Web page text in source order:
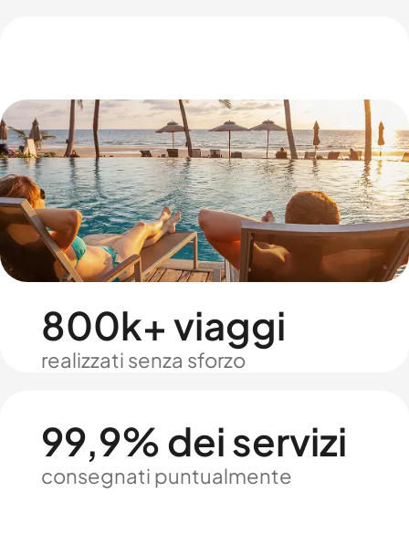
800k+ viaggi
realizzati senza sforzo
99,9% dei servizi
consegnati puntualmente